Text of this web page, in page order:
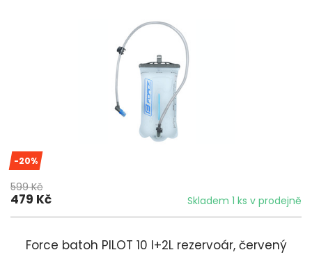
-20%
599 Kč
479 Kč Skladem 1 ks v prodejně
Force batoh PILOT 10 l+2L rezervoár, červený